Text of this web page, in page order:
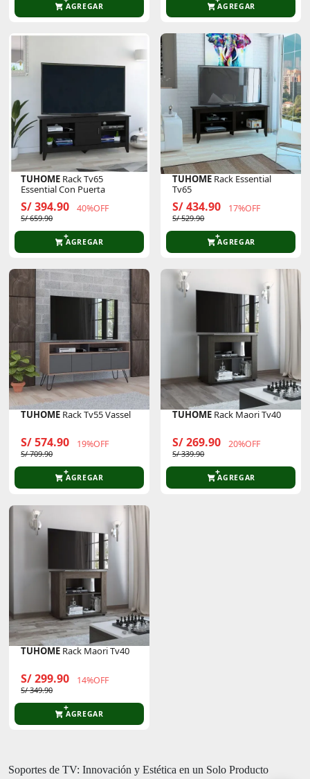
AGREGAR AGREGAR
TUHOME Rack Tv65
Essential Con Puerta
S/ 394.90 40%OFF
S/ 659.90
AGREGAR
TUHOME Rack Essential
Tv65
S/ 434.90 17%OFF
S/ 529.90
AGREGAR
TUHOME Rack Tv55 Vassel
S/ 574.90 19%OFF
S/ 709.90
AGREGAR
TUHOME Rack Maori Tv40
S/ 269.90 20%OFF
S/ 339.90
AGREGAR
TUHOME Rack Maori Tv40
S/ 299.90 14%OFF
S/ 349.90
AGREGAR
Soportes de TV: Innovación y Estética en un Solo Producto